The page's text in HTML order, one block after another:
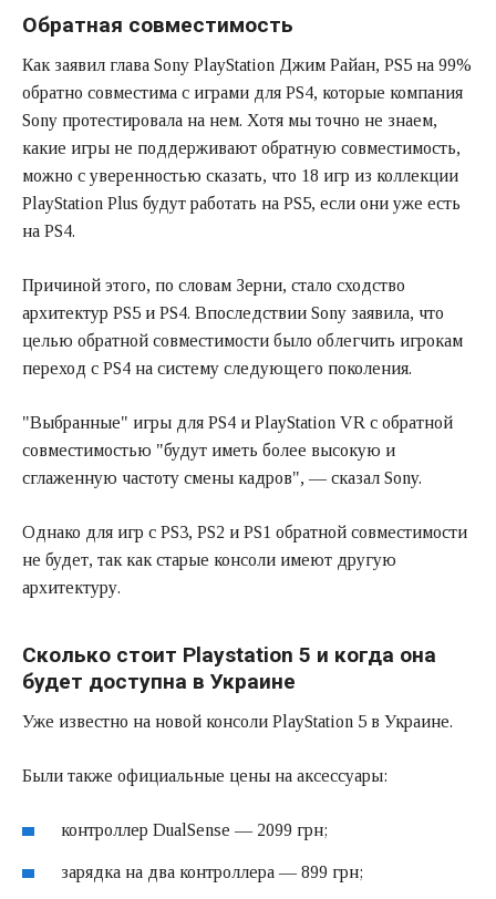
Обратная совместимость
Как заявил глава Sony PlayStation Джим Райан, PS5 на 99%
обратно совместима с играми для PS4, которые компания
Sony протестировала на нем. Хотя мы точно не знаем,
какие игры не поддерживают обратную совместимость,
можно с уверенностью сказать, что 18 игр из коллекции
PlayStation Plus будут работать на PS5, если они уже есть
на PS4.
Причиной этого, по словам Зерни, стало сходство
архитектур PS5 и PS4. Впоследствии Sony заявила, что
целью обратной совместимости было облегчить игрокам
переход с PS4 на систему следующего поколения.
"Выбранные" игры для PS4 и PlayStation VR с обратной
совместимостью "будут иметь более высокую и
сглаженную частоту смены кадров", — сказал Sony.
Однако для игр с PS3, PS2 и PS1 обратной совместимости
не будет, так как старые консоли имеют другую
архитектуру.
Сколько стоит Playstation 5 и когда она
будет доступна в Украине
Уже известно на новой консоли PlayStation 5 в Украине.
Были также официальные цены на аксессуары:
контроллер DualSense — 2099 грн;
зарядка на два контроллера — 899 грн;